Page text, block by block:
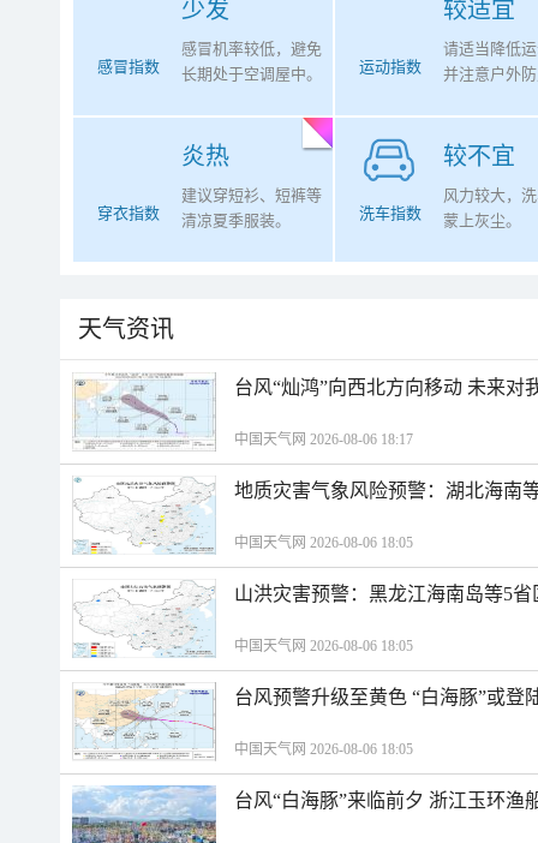
少发
感冒指数
感冒机率较低，避免
长期处于空调屋中。
较适宜
运动指数
请适当降低
并注意户外
炎热
穿衣指数
建议穿短衫、短裤等
清凉夏季服装。
较不宜
洗车指数
风力较大，
蒙上灰尘。
天气资讯
台风“灿鸿”向西北方向移动 未来对
中国天气网 2026-08-06 18:17
地质灾害气象风险预警：湖北海南
中国天气网 2026-08-06 18:05
山洪灾害预警：黑龙江海南岛等5
中国天气网 2026-08-06 18:05
台风预警升级至黄色 “白海豚”或登
中国天气网 2026-08-06 18:05
台风“白海豚”来临前夕 浙江玉环渔